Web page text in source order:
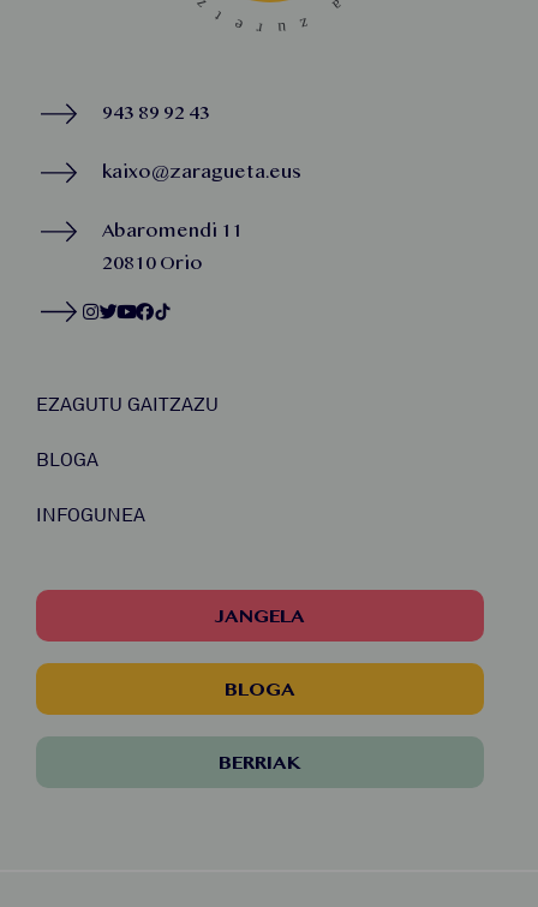
943 89 92 43
kaixo@zaragueta.eus
Abaromendi 11
20810 Orio
EZAGUTU GAITZAZU
BLOGA
INFOGUNEA
JANGELA
BLOGA
BERRIAK